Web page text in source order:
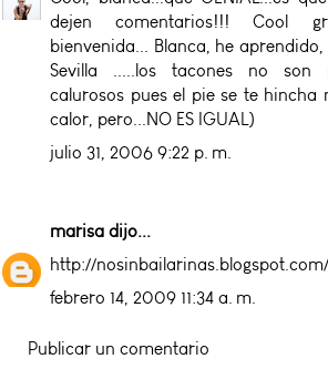
dejen comentarios!!! Cool
bienvenida... Blanca, he
Sevilla .....los tacones no
calurosos pues el pie se te hincha
calor, pero...NO ES IGUAL)
julio 31, 2006 9:22 p. m.
marisa dijo...
http://nosinbailarinas.blogspot.com/
febrero 14, 2009 11:34 a. m.
Publicar un comentario